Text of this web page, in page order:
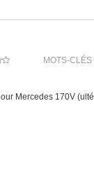
MOTS-CLÉS
Mercedes 170V